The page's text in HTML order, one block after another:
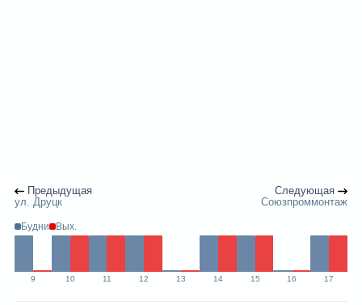
Предыдущая
ул. Друцк
Следующая
Союзпроммонтаж
Будни Вых.
9 10 11 12 13 14 15 16 17